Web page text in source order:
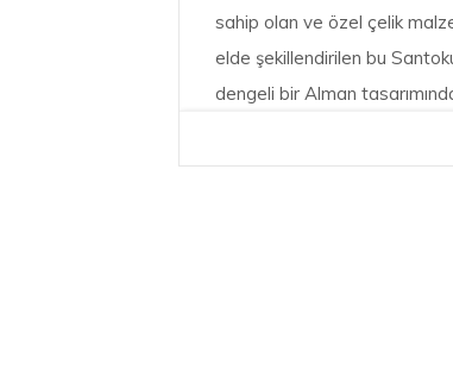
sahip olan ve özel çelik
elde şekillendirilen bu
dengeli bir Alman
Spitzenklasse Plus
her duruma uygun özel